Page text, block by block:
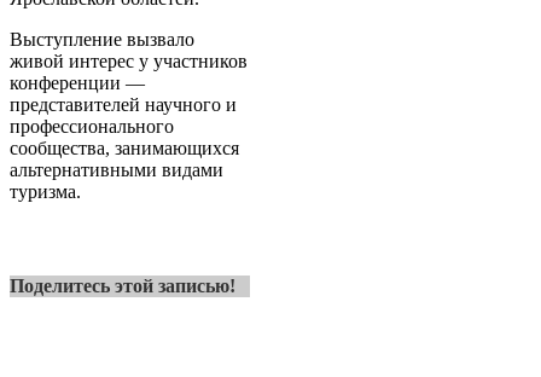
Выступление вызвало
живой интерес у участников
конференции —
представителей научного и
профессионального
сообщества, занимающихся
альтернативными видами
туризма.
Поделитесь этой записью!